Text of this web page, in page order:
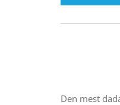
Den mest